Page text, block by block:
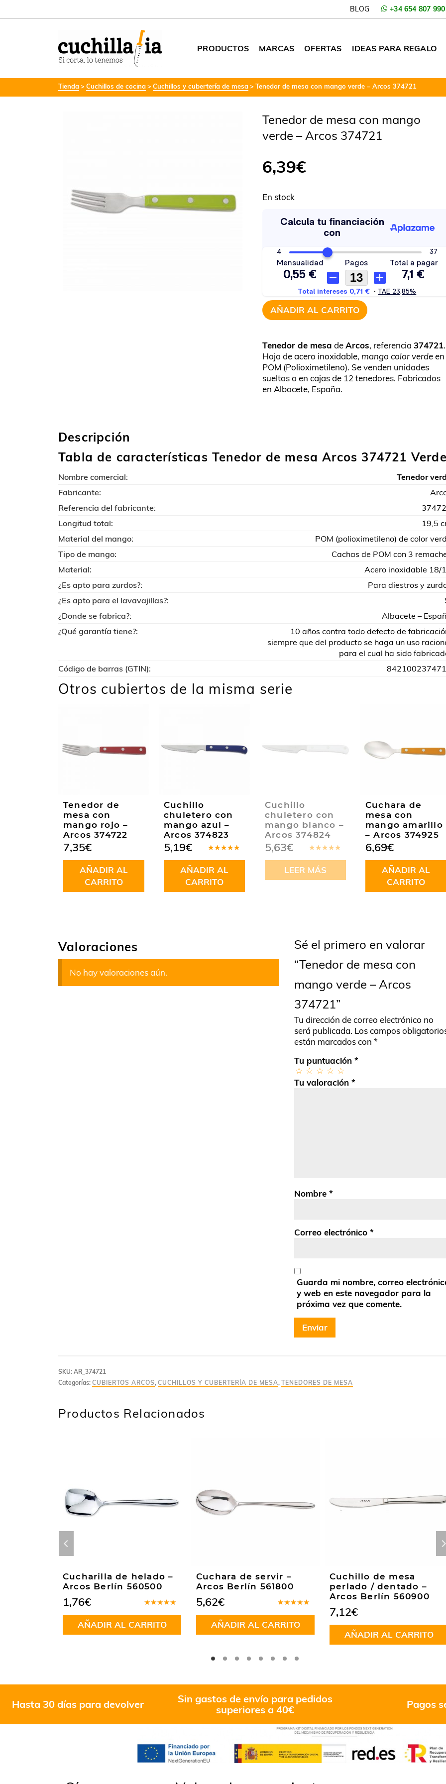
BLOG +34 654 807 990
PRODUCTOS MARCAS OFERTAS IDEAS PARA REGALO
Tienda Cuchillos de cocina Cuchillos y cubertería de mesa Tenedor de mesa con mango verde – Arcos 374721
Tenedor de mesa con mango
verde – Arcos 374721
6,39€
En stock
AÑADIR AL CARRITO
Tenedor de mesa deArcos, referencia374721.
Hoja de acero inoxidable, mango color verdeen
POM (Polioximetileno). Se venden unidades
sueltas o en cajas de 12 tenedores. Fabricados
en Albacete, España.
Descripción
Tabla de características Tenedor de mesa Arcos 374721
Nombre comercial:
Tenedor
Fabricante:
Referencia del fabricante:
Longitud total:
19,5
Material del mango:
POM (polioximetileno) de color
Tipo de mango:
Cachas de POM con 3
Material:
Acero inoxidable 18/
¿Es apto para zurdos?:
Para diestros y
¿Es apto para el lavavajillas?:
¿Donde se fabrica?:
Albacete –
¿Qué garantía tiene?:
10 años contra todo defecto de
siempre que del producto se haga un uso
para el cual ha sido
Código de barras (GTIN):
Otros cubiertos de la misma serie
Tenedor de
mesa con
mango rojo –
Arcos 374722
7,35€
AÑADIR AL
CARRITO
Cuchillo
chuletero con
mango azul –
Arcos 374823
en5.00de
5
5,19€
AÑADIR AL
CARRITO
Cuchillo
chuletero con
mango blanco –
Arcos 374824
en5.00de
5
5,63€
LEER MÁS
Cuchara de
mesa con
mango amarillo
– Arcos 374925
6,69€
AÑADIR AL
CARRITO
Valoraciones
No hay valoraciones aún.
Sé el primero en valorar
“Tenedor de mesa con
mango verde – Arcos
374721”
Tu dirección de correo electrónico no
será publicada. Los campos
están marcados con *
Tu puntuación *
Tu valoración *
Nombre *
Correo electrónico *
Guarda mi nombre, correo
y web en este navegador para la
próxima vez que comente.
SKU: AR_374721
Categorías: CUBIERTOS ARCOS , CUCHILLOS Y CUBERTERÍA DE MESA, TENEDORES DE MESA
Productos Relacionados
Cucharilla de helado –
Arcos Berlín 560500
en5.00de
5
1,76€
AÑADIR AL CARRITO
Cuchara de servir –
Arcos Berlín 561800
en5.00de
5
5,62€
AÑADIR AL CARRITO
Cuchillo de mesa
perlado / dentado –
Arcos Berlín 560900
7,12€
AÑADIR AL CARRITO
Hasta 30 días para devolver
Sin gastos de envío para pedidos
superiores a 40€
Pagos